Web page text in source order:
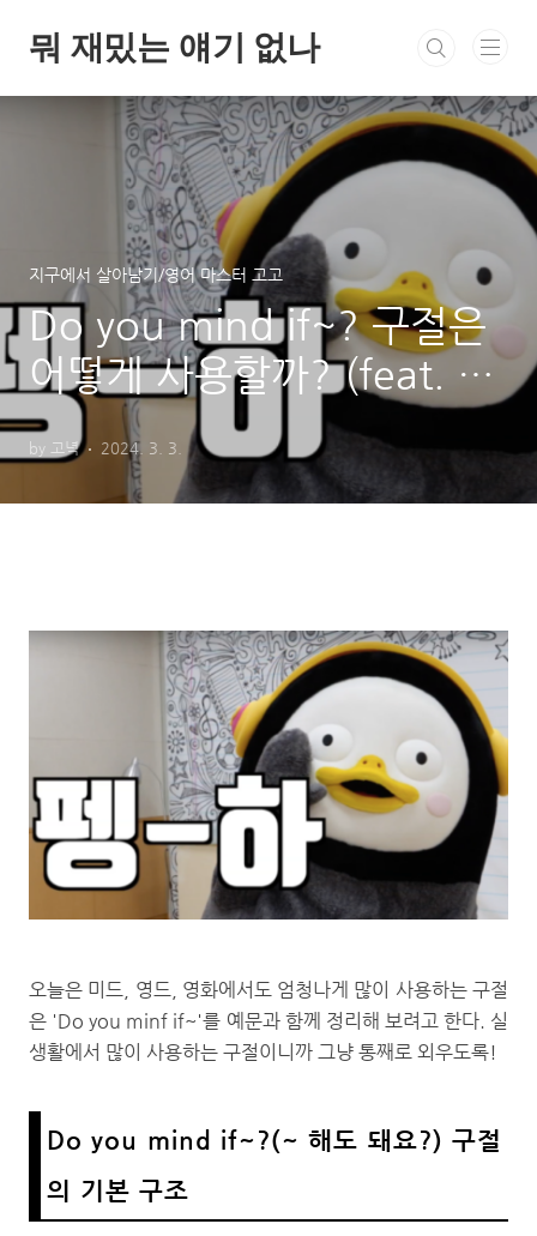
뭐 재밌는 얘기 없나
지구에서 살아남기/영어 마스터 고고
Do you mind if~? 구절은
어떻게 사용할까? (feat. 예
문)
by 고녁 2024. 3. 3.
오늘은 미드, 영드, 영화에서도 엄청나게 많이 사용하는 구절
은 'Do you minf if~'를 예문과 함께 정리해 보려고 한다. 실
생활에서 많이 사용하는 구절이니까 그냥 통째로 외우도록!
Do you mind if~?(~ 해도 돼요?) 구절
의 기본 구조